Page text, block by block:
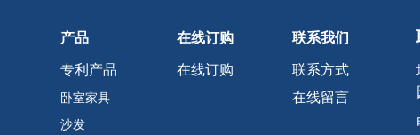
产品
专利产品
卧室家具
沙发
在线订购
在线订购
联系我们
联系方式
在线留言